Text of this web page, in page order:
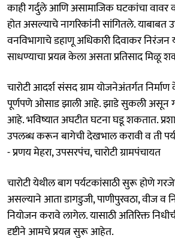
काही गर्दुले आणि असामाजिक घटकांचा वावर
होत असल्याचे नागरिकांनी सांगितले. याबाबत
वनविभागाचे डहाणू अधिकारी दिवाकर निरंजन
साधण्याचा प्रयत्न केला असता प्रतिसाद मिळू
चारोटी आदर्श संसद ग्राम योजनेअंतर्गत
पूर्णपणे ओसाड झाली आहे. झाडे सुकली असून
आहे. भविष्यात अघटीत घटना घडू शकतात.
उपलब्ध करून बागेची देखभाल करावी व ती
- प्रणय मेहरा, उपसरपंच, चारोटी ग्रामपंचायत
चारोटी येथील बाग पर्यटकांसाठी सुरू होणे
असल्याने आता डागडुजी, पाणीपुरवठा, वीज व
नियोजन करावे लागेल. यासाठी अतिरिक्त
दृष्टीने आमचे प्रयत्न सुरू आहेत.